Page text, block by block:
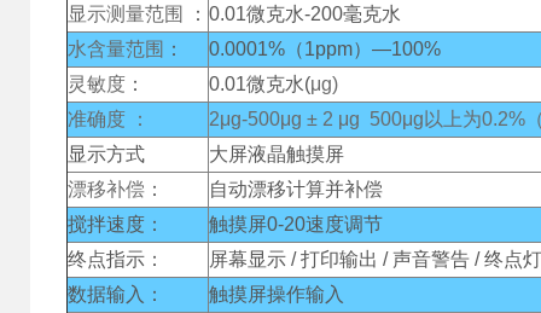
显示测量范围
： 0.01微克水-200毫克水
水含量范围 ：
0.0001%（1ppm）—100%
灵敏度 ： 0.01微克水(μg)
准确度 ：
2μg-500μg ± 2 μg 500μg以上为0.2%
显示方式
大屏液晶触摸屏
漂移补偿 ：
自动漂移计算并补偿
搅拌速度：
触摸屏0-20速度调节
终点指示：
屏幕显示 / 打印输出 / 声音警告 / 终点
数据输入：
触摸屏操作输入